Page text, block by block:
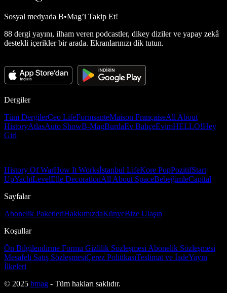
Sosyal medyada B•Mag’i Takip Et!
88 dergi yayını, ilham veren podcastler, dikey diziler ve yapay zekâ
destekli içerikler bir arada. Ekranlarınızı dik tutun.
Dergiler
Tüm DergilerCeo LifeFormsanteMaison FrançaiseAll About
HistoryAtlasAuto ShowB-MagBurdaEv BahçeEvimHELLO!Hey
Girl
History Of WarHow It Worksİstanbul LifeKore PopPozitifStart
UpYachtLevelElle DecorationAll About SpaceBebeğimleCapital
Sayfalar
Abonelik PaketleriHakkımızdaKünyeBize Ulaşın
Koşullar
Ön Bilgilendirme Formu Gizlilik Sözleşmesi Abonelik Sözleşmesi
Mesafeli Satış SözleşmesiÇerez PolitikasıTeslimat ve İadeYayın
İlkeleri
© 2025 bmag - Tüm hakları saklıdır.